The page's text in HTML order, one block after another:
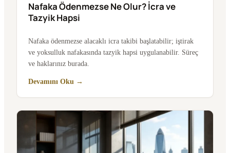
Nafaka Ödenmezse Ne Olur? İcra ve
Tazyik Hapsi
Nafaka ödenmezse alacaklı icra takibi başlatabilir; iştirak
ve yoksulluk nafakasında tazyik hapsi uygulanabilir. Süreç
ve haklarınız burada.
Devamını Oku →